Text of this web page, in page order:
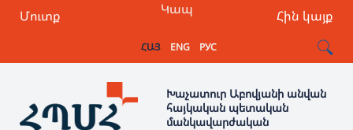
Մուտք Հին կայք
Կապ
ՀԱՅ ENG РУС
Խաչատուր Աբովյանի անվան
հայկական պետական
մանկավարժական